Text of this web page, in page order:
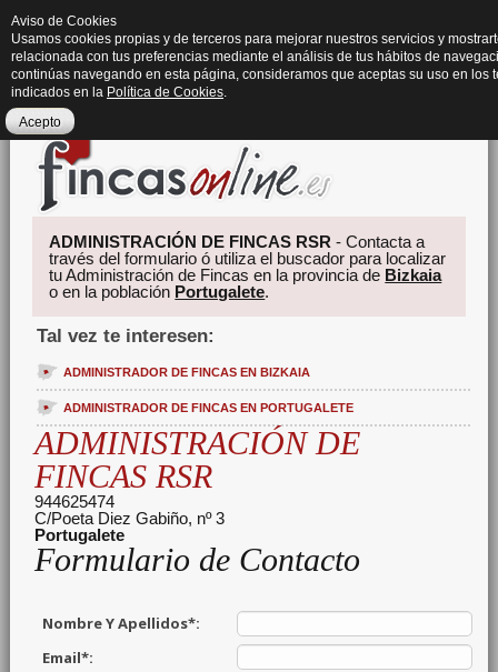
ADMINISTRACIÓN DE FINCAS RSR - Contacta a
través del formulario ó utiliza el buscador para localizar
tu Administración de Fincas en la provincia de Bizkaia
o en la población Portugalete.
Tal vez te interesen:
ADMINISTRADOR DE FINCAS EN BIZKAIA
ADMINISTRADOR DE FINCAS EN PORTUGALETE
ADMINISTRACIÓN DE
FINCAS RSR
944625474
C/Poeta Diez Gabiño, nº 3
Portugalete
Formulario de Contacto
Aviso de Cookies
Usamos cookies propias y de terceros para mejorar nuestros servicios y
relacionada con tus preferencias mediante el análisis de tus hábitos de
continúas navegando en esta página, consideramos que aceptas su uso en los
indicados en la Política de Cookies.
Acepto